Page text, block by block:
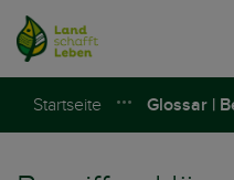
Startseite Glossar |